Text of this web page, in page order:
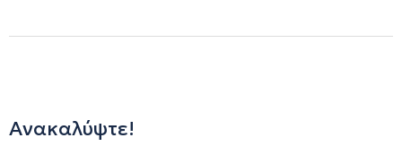
θυμίσουν κάτι από (παραδοσιακή) Ελλάδα.
Ανακαλύψτε!